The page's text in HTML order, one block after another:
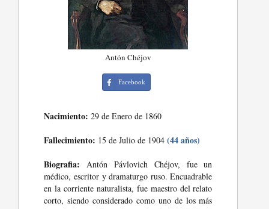
Antón Chéjov
Facebook
Nacimiento: 29 de Enero de 1860
Fallecimiento: 15 de Julio de 1904(44 años)
Biografia: Antón Pávlovich Chéjov, fue un
médico, escritor y dramaturgo ruso. Encuadrable
en la corriente naturalista, fue maestro del relato
corto, siendo considerado como uno de los más